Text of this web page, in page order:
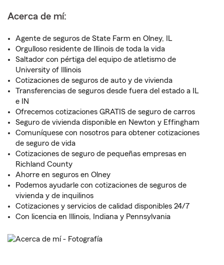
Acerca de mí:
Agente de seguros de State Farm en Olney, IL
Orgulloso residente de Illinois de toda la vida
Saltador con pértiga del equipo de atletismo de
University of Illinois
Cotizaciones de seguros de auto y de vivienda
Transferencias de seguros desde fuera del estado a IL
e IN
Ofrecemos cotizaciones GRATIS de seguro de carros
Seguro de vivienda disponible en Newton y Effingham
Comuníquese con nosotros para obtener cotizaciones
de seguro de vida
Cotizaciones de seguro de pequeñas empresas en
Richland County
Ahorre en seguros en Olney
Podemos ayudarle con cotizaciones de seguros de
vivienda y de inquilinos
Cotizaciones y servicios de calidad disponibles 24/7
Con licencia en Illinois, Indiana y Pennsylvania